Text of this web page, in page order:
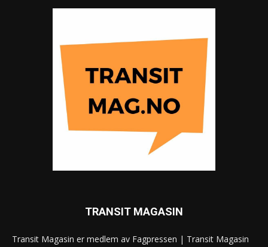
TRANSIT MAGASIN
Transit Magasin er medlem av Fagpressen | Transit Magasin